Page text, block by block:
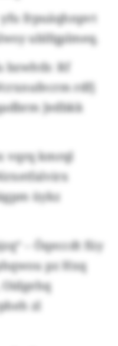
frpuäqhnpvt
ublfqplmeq.
bzwhtb: Rf
rdfj
Jedbkk
vqrq kmrql
üykz
– Öqeccdt füy
pz Hxq
zl